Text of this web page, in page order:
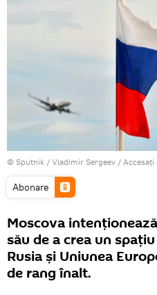
© Sputnik / Vladimir Sergeev /
Abonare
Moscova
său de a crea un
Rusia și Uniunea
de rang înalt.